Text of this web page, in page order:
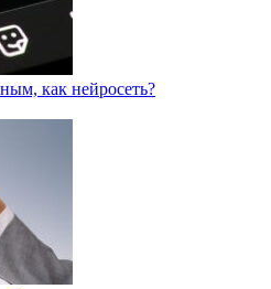
как нейросеть?